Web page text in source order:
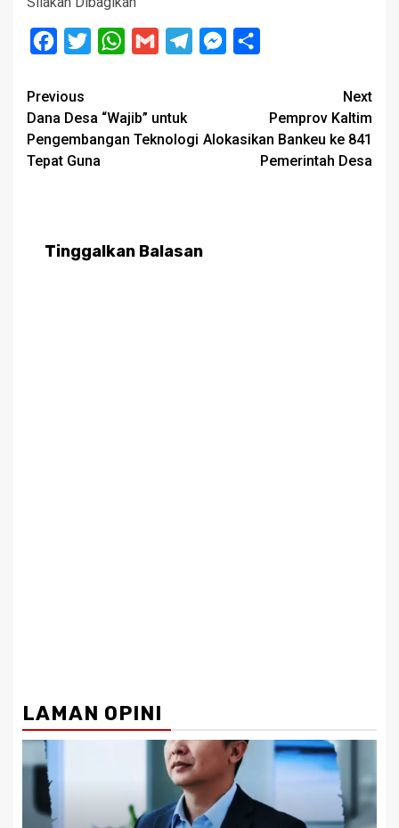
Facebook
Twitter WhatsApp
Gmail TelegramMessenger
Post
navigation
Previous
Dana Desa “Wajib” untuk
Pengembangan Teknologi
Tepat Guna
Next
Pemprov Kaltim
Alokasikan Bankeu ke 841
Pemerintah Desa
Tinggalkan Balasan
LAMAN OPINI